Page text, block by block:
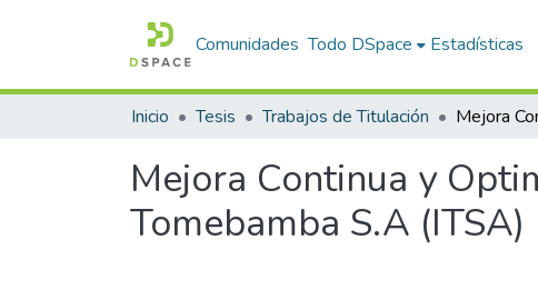
Comunidades Todo DSpace Estadísticas
Inicio Tesis Trabajos de Titulación
Mejora Continua y
Tomebamba S.A (ITSA)